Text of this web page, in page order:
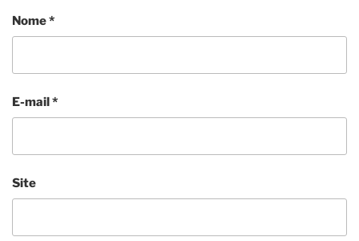
Nome*
E-mail*
Site